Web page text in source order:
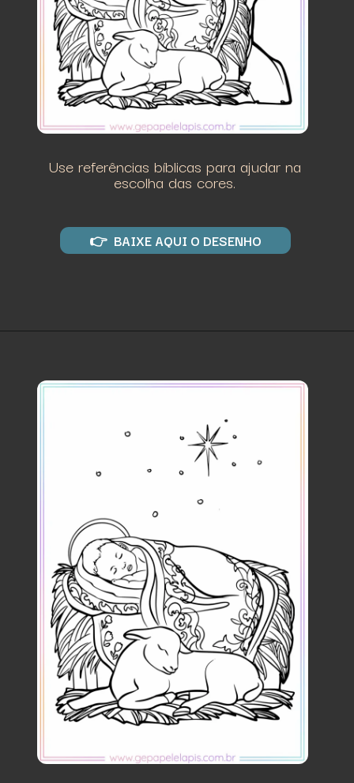
Use referências bíblicas para ajudar na
escolha das cores.
👉 BAIXE AQUI O DESENHO